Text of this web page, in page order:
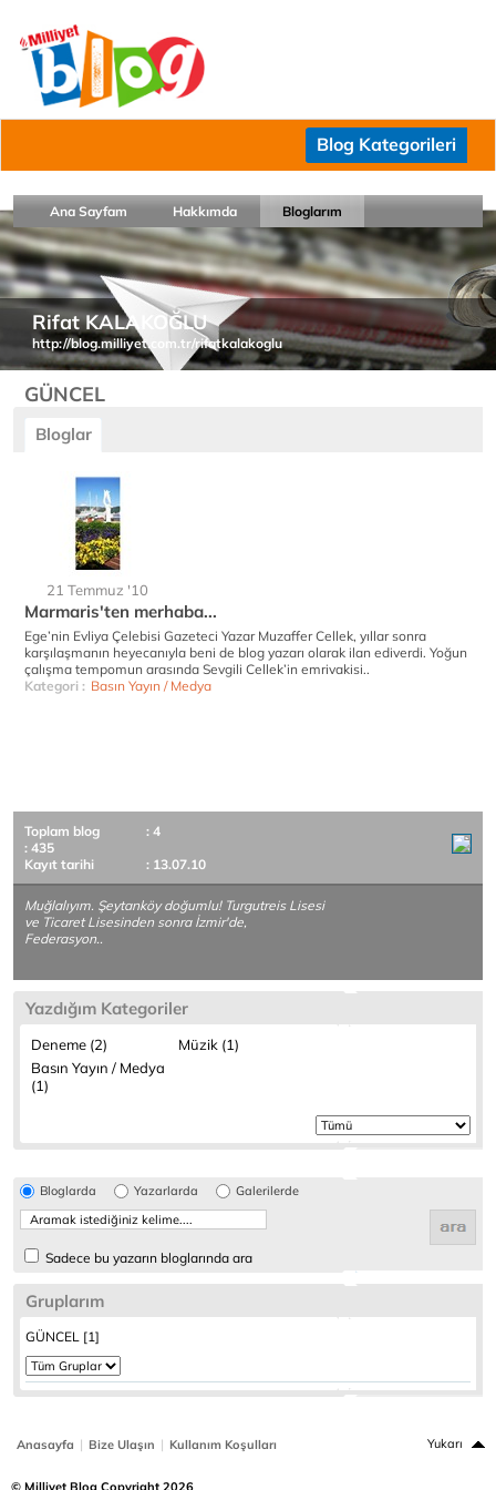
Blog Kategorileri
Ana Sayfam Hakkımda Bloglarım
Rifat KALAKOĞLU
http://blog.milliyet.com.tr/rifatkalakoglu
GÜNCEL
Bloglar
21 Temmuz '10
Marmaris'ten merhaba...
Ege’nin Evliya Çelebisi Gazeteci Yazar Muzaffer Cellek, yıllar sonra
karşılaşmanın heyecanıyla beni de blog yazarı olarak ilan ediverdi. Yoğun
çalışma tempomun arasında Sevgili Cellek’in emrivakisi..
Kategori : Basın Yayın / Medya
Toplam blog
: 4
: 435
Kayıt tarihi
: 13.07.10
Muğlalıyım. Şeytanköy doğumlu! Turgutreis Lisesi
ve Ticaret Lisesinden sonra İzmir'de,
Federasyon..
Yazdığım Kategoriler
Deneme (2)
Müzik (1)
Basın Yayın / Medya
(1)
Bloglarda Yazarlarda Galerilerde
Sadece bu yazarın bloglarında ara
Gruplarım
GÜNCEL [1]
Anasayfa | Bize Ulaşın | Kullanım Koşulları Yukarı
© Milliyet Blog Copyright 2026